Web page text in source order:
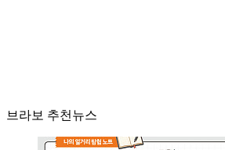
브라보 추천뉴스